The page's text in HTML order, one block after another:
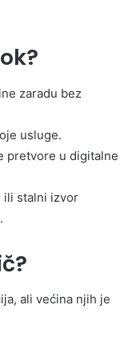
zaradu bez
usluge.
pretvore u digitalne
ili stalni izvor
.
ali većina njih je